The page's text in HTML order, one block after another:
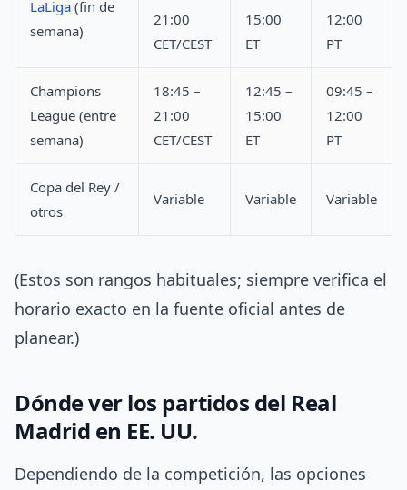
LaLiga (fin de
semana)
21:00
CET/CEST
15:00
ET
12:00
PT
Champions
League (entre
semana)
18:45 –
21:00
CET/CEST
12:45 –
15:00
ET
09:45 –
12:00
PT
Copa del Rey /
otros
Variable Variable Variable
(Estos son rangos habituales; siempre verifica el
horario exacto en la fuente oficial antes de
planear.)
Dónde ver los partidos del Real
Madrid en EE. UU.
Dependiendo de la competición, las opciones